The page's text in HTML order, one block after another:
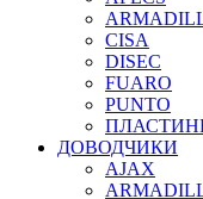
CISA
DISEC
FUARO
PUNTO
ДОВОДЧИКИ
AJAX